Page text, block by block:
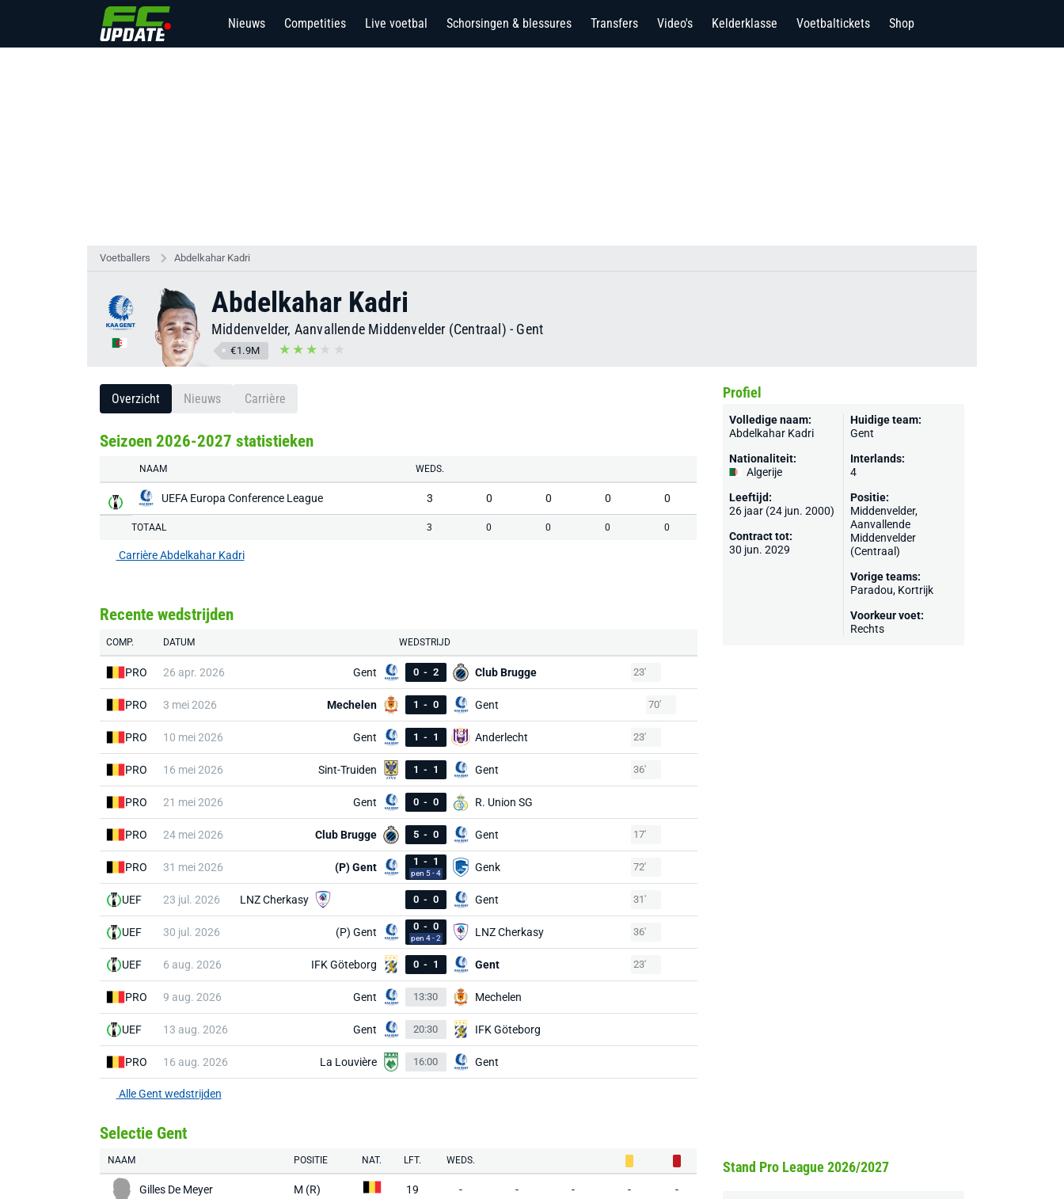
Nieuws Competities Live voetbal Schorsingen & blessures Transfers Video's Kelderklasse Voetbaltickets Shop
Voetballers Abdelkahar Kadri
Abdelkahar Kadri
Middenvelder, Aanvallende Middenvelder (Centraal)- Gent
€1.9M
Overzicht Nieuws Carrière
Seizoen 2026-2027 statistieken
NAAM WEDS.
UEFA Europa Conference League 3 0 0 0 0
TOTAAL 3 0 0 0 0
Carrière Abdelkahar Kadri
Recente wedstrijden
COMP. DATUM WEDSTRIJD
PRO 26 apr. 2026 Gent 0 - 2 Club Brugge 23'
PRO 3 mei 2026 Mechelen 1 - 0 Gent 70'
PRO 10 mei 2026 Gent 1 - 1 Anderlecht 23'
PRO 16 mei 2026 Sint-Truiden 1 - 1 Gent 36'
PRO 21 mei 2026 Gent 0 - 0 R. Union SG
PRO 24 mei 2026 Club Brugge 5 - 0 Gent 17'
PRO 31 mei 2026 (P) Gent 1 - 1
pen 5 - 4 Genk 72'
UEF 23 jul. 2026 LNZ Cherkasy 0 - 0 Gent 31'
UEF 30 jul. 2026 (P) Gent 0 - 0
pen 4 - 2 LNZ Cherkasy 36'
UEF 6 aug. 2026 IFK Göteborg 0 - 1 Gent 23'
PRO 9 aug. 2026 Gent 13:30 Mechelen
UEF 13 aug. 2026 Gent 20:30 IFK Göteborg
PRO 16 aug. 2026 La Louvière 16:00 Gent
Alle Gent wedstrijden
Selectie Gent
NAAM POSITIE NAT. LFT. WEDS.
Gilles De Meyer M (R) 19 - - - - -
Profiel
Volledige naam:
Abdelkahar Kadri
Nationaliteit:
Algerije
Leeftijd:
26 jaar (24 jun. 2000)
Contract tot:
30 jun. 2029
Huidige team:
Gent
Interlands:
4
Positie:
Middenvelder,
Aanvallende
Middenvelder
(Centraal)
Vorige teams:
Paradou, Kortrijk
Voorkeur voet:
Rechts
Stand Pro League 2026/2027